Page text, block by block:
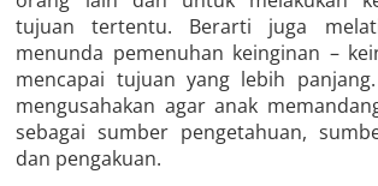
tujuan tertentu. Berarti juga
menunda pemenuhan keinginan –
mencapai tujuan yang lebih
mengusahakan agar anak
sebagai sumber pengetahuan,
dan pengakuan.